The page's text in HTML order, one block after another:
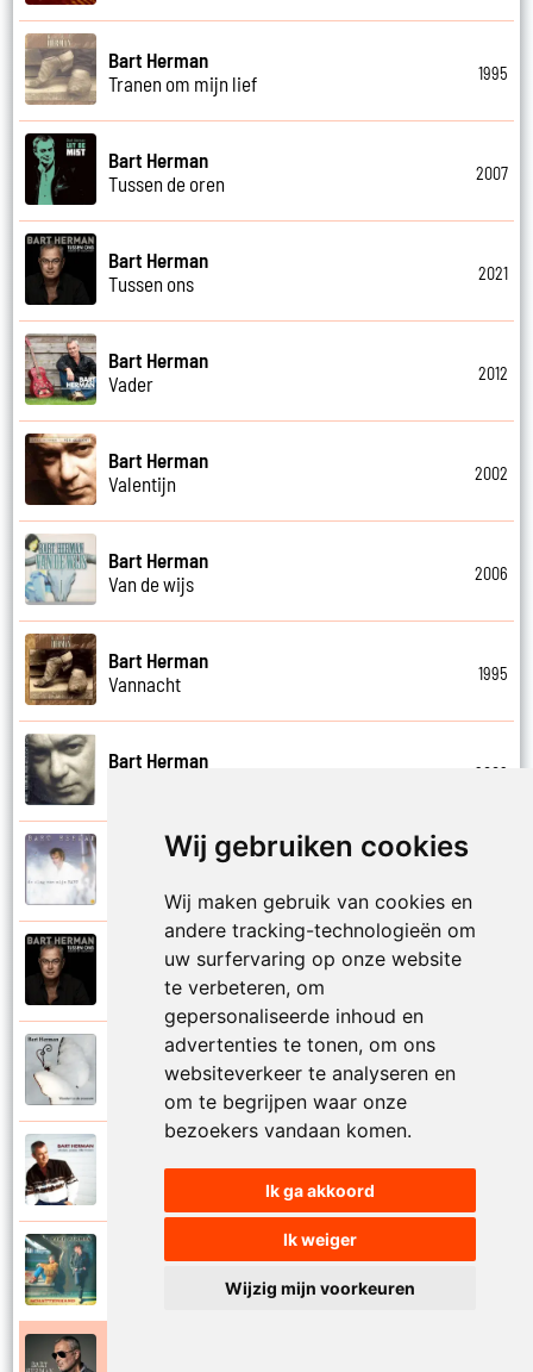
Wij gebruiken cookies
Wij maken gebruik van cookies en
andere tracking-technologieën om
uw surfervaring op onze website
te verbeteren, om
gepersonaliseerde inhoud en
advertenties te tonen, om ons
websiteverkeer te analyseren en
om te begrijpen waar onze
bezoekers vandaan komen.
Ik ga akkoord
Ik weiger
Wijzig mijn voorkeuren
Bart Herman
Tranen om mijn lief
1995
Bart Herman
Tussen de oren
2007
Bart Herman
Tussen ons
2021
Bart Herman
Vader
2012
Bart Herman
Valentijn
2002
Bart Herman
Van de wijs
2006
Bart Herman
Vannacht
1995
Bart Herman
2002
Bart Herman
Bart Herman
Victoria
Bart Herman
Vlinder in de sneeuw
Vlinders passie stille tranen
Bart Herman
Vogelvrij vannacht